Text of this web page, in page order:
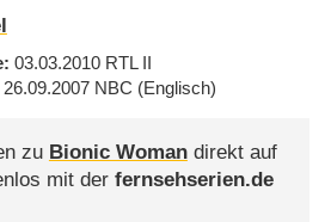
03.03.2010 RTL II
26.09.2007 NBC (Englisch)
zu Bionic Womandirekt auf
mit der fernsehserien.de